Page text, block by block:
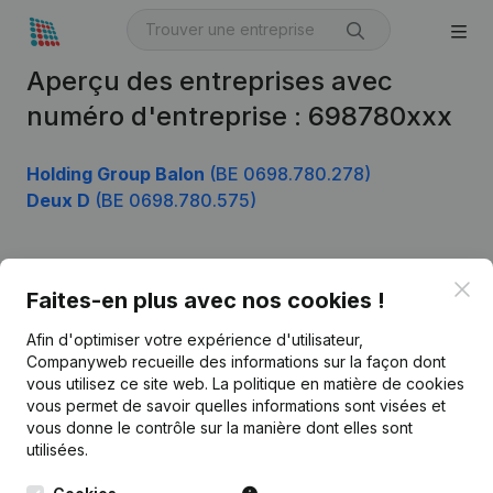
Aperçu des entreprises avec
numéro d'entreprise : 698780xxx
Holding Group Balon (BE 0698.780.278)
Deux D (BE 0698.780.575)
Faites-en plus avec nos cookies !
Afin d'optimiser votre expérience d'utilisateur,
Companyweb recueille des informations sur la façon dont
vous utilisez ce site web. La politique en matière de cookies
vous permet de savoir quelles informations sont visées et
vous donne le contrôle sur la manière dont elles sont
utilisées.
Français
Kantorenpark Everest
248D,
Monitoring
Recherche internationale